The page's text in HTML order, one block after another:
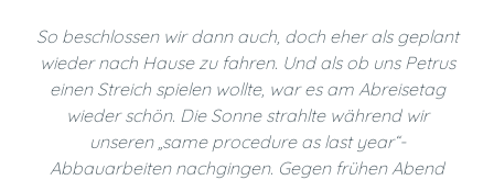
So beschlossen wir dann auch, doch eher als geplant
wieder nach Hause zu fahren. Und als ob uns Petrus
einen Streich spielen wollte, war es am Abreisetag
wieder schön. Die Sonne strahlte während wir
unseren „same procedure as last year“-
Abbauarbeiten nachgingen. Gegen frühen Abend